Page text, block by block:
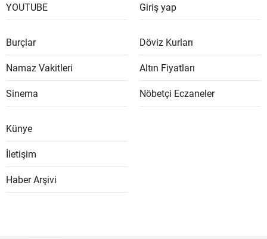
YOUTUBE Giriş yap
Burçlar
Namaz Vakitleri
Sinema
Döviz Kurları
Altın Fiyatları
Nöbetçi Eczaneler
Künye
İletişim
Haber Arşivi